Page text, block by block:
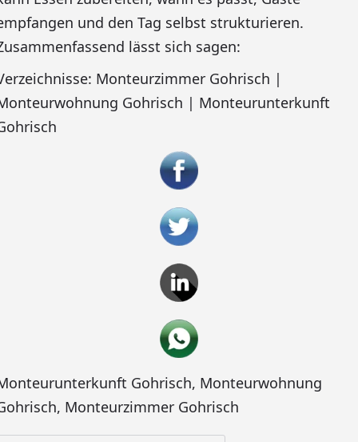
und den Tag selbst strukturieren.
lässt sich sagen:
Monteurzimmer Gohrisch |
Gohrisch | Monteurunterkunft
Gohrisch, Monteurwohnung
, Monteurzimmer Gohrisch